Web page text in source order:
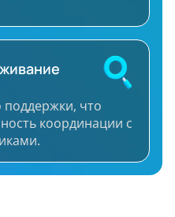
что
координации с